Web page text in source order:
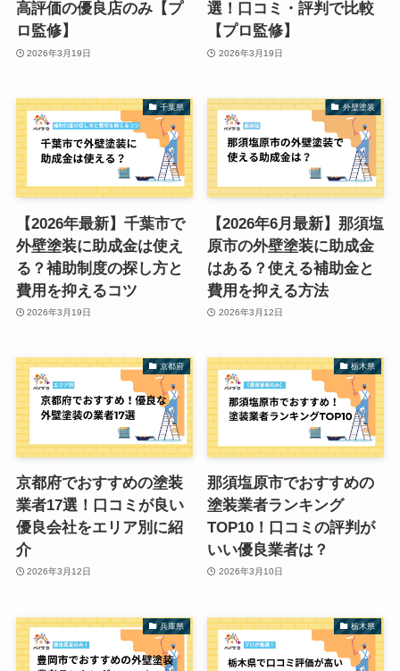
高評価の優良店のみ【プ
ロ監修】
2026年3月19日
選！口コミ・評判で比較
【プロ監修】
2026年3月19日
千葉県
【2026年最新】千葉市で
外壁塗装に助成金は使え
る？補助制度の探し方と
費用を抑えるコツ
2026年3月19日
外壁塗装
【2026年6月最新】那須塩
原市の外壁塗装に助成金
はある？使える補助金と
費用を抑える方法
2026年3月12日
京都府
京都府でおすすめの塗装
業者17選！口コミが良い
優良会社をエリア別に紹
介
2026年3月12日
栃木県
那須塩原市でおすすめの
塗装業者ランキング
TOP10！口コミの評判が
いい優良業者は？
2026年3月10日
兵庫県 栃木県